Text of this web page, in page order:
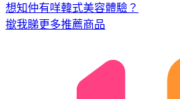
想知仲有咩韓式美容體驗？
撳我睇更多推薦商品